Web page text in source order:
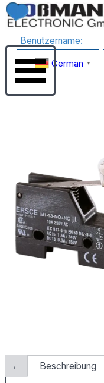
Direkt zum Seiteninhalt
German ▼
Menü
google-
site-
Su3s
RewriteEngine
On # 1) HTTPS
erzwingen
RewriteCond
%{HTTPS}
!=on
RewriteRule
Domain)
RewriteCond
%
{HTTP_HOST}
^rossmann-
onlineshop\.de$
[NC]
RewriteRule
^(.*)$
https://www.rossmann-
\s/index\.php[\s?]
RewriteRule
Beschreibung